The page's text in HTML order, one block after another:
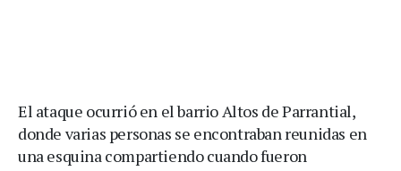
El ataque ocurrió en el barrio Altos de Parrantial,
donde varias personas se encontraban reunidas en
una esquina compartiendo cuando fueron